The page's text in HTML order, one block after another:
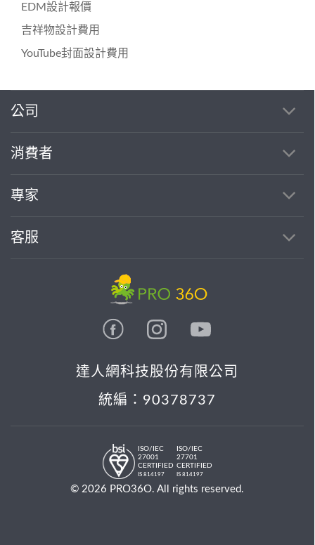
EDM設計報價
吉祥物設計費用
YouTube封面設計費用
公司
消費者
專家
客服
達人網科技股份有限公司
統編：90378737
ISO/IEC
27001
CERTIFIED
IS 814197
ISO/IEC
27701
CERTIFIED
IS 814197
© 2026 PRO36O. All rights reserved.